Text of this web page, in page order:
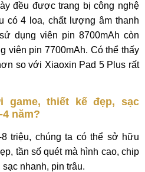
đều được trang bị công nghệ
có 4 loa, chất lượng âm thanh
dụng viên pin 8700mAh còn
viên pin 7700mAh. Có thể thấy
so với Xiaoxin Pad 5 Plus rất
game, thiết kế đẹp, sạc
năm?
triệu, chúng ta có thể sở hữu
tần số quét mà hình cao, chip
nhanh, pin trâu.